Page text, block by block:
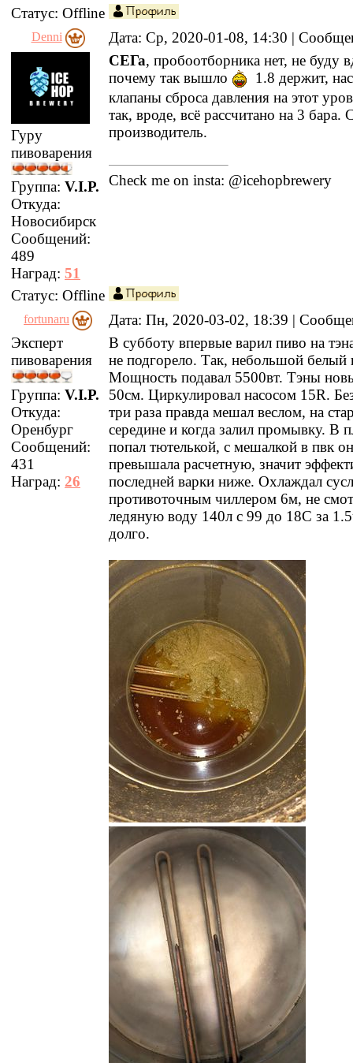
Статус: Offline
Denni Дата: Ср, 2020-01-08, 14:30 |
Гуру
пивоварения
Группа: V.I.P.
Откуда:
Новосибирск
Сообщений:
489
Наград: 51
СЕГа, пробоотборника нет, не буду
почему так вышло
1.8 держит,
клапаны сброса давления на этот
так, вроде, всё рассчитано на 3 бара.
производитель.
Check me on insta: @icehopbrewery
Статус: Offline
fortunaru
Дата: Пн, 2020-03-02, 18:39 |
Эксперт
пивоварения
Группа: V.I.P.
Откуда:
Оренбург
Сообщений:
431
Наград: 26
В субботу впервые варил пиво на
не подгорело. Так, небольшой белый
Мощность подавал 5500вт. Тэны
50см. Циркулировал насосом 15R.
три раза правда мешал веслом, на
середине и когда залил промывку. В
попал тютелькой, с мешалкой в пвк
превышала расчетную, значит
последней варки ниже. Охлаждал
противоточным чиллером 6м, не
ледяную воду 140л с 99 до 18С за
долго.